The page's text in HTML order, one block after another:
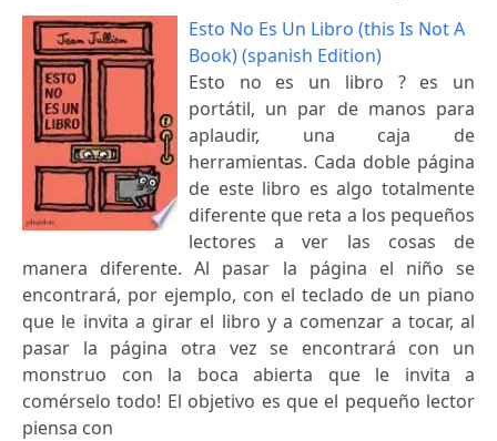
Esto No Es Un Libro (this Is Not A
Book) (spanish Edition)
Esto no es un libro ? es un
portátil, un par de manos para
aplaudir, una caja de
herramientas. Cada doble página
de este libro es algo totalmente
diferente que reta a los pequeños
lectores a ver las cosas de
manera diferente. Al pasar la página el niño se
encontrará, por ejemplo, con el teclado de un piano
que le invita a girar el libro y a comenzar a tocar, al
pasar la página otra vez se encontrará con un
monstruo con la boca abierta que le invita a
comérselo todo! El objetivo es que el pequeño lector
piensa con